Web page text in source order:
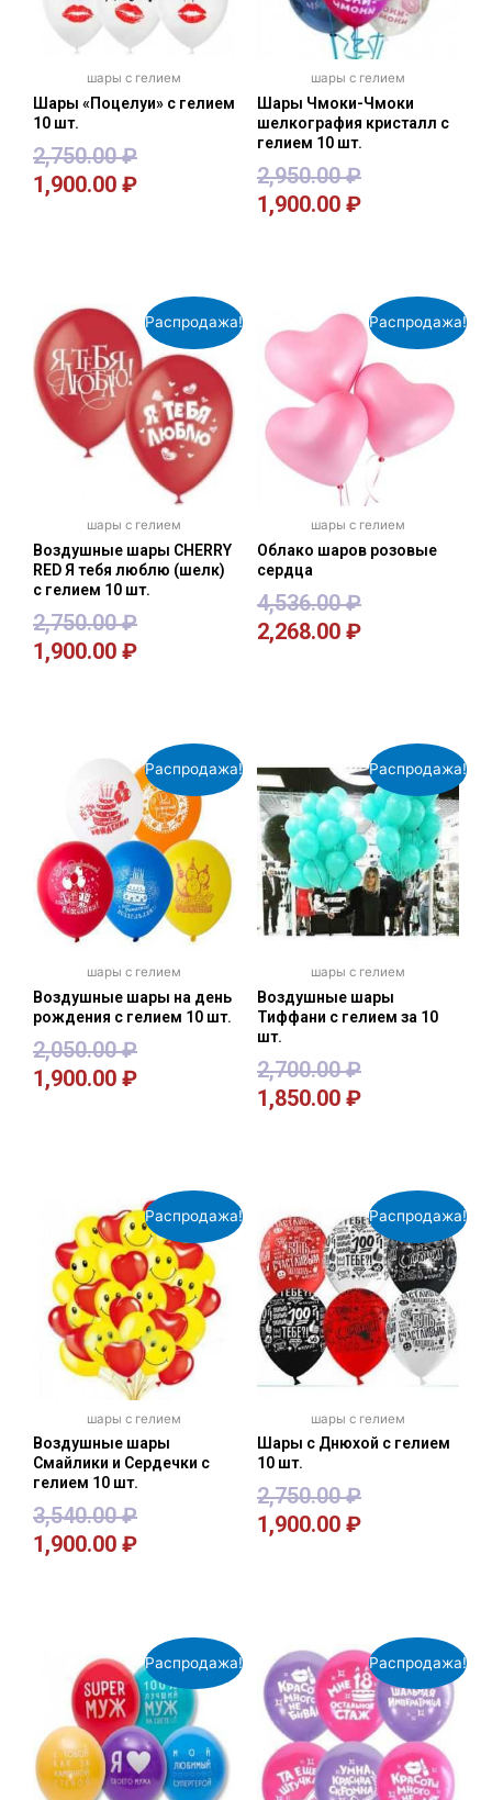
шары с гелием
Шары «Поцелуи» с гелием
10 шт.
2,750.00₽
1,900.00 ₽
шары с гелием
Шары Чмоки-Чмоки
шелкография кристалл с
гелием 10 шт.
2,950.00₽
1,900.00 ₽
Распродажа!
шары с гелием
Воздушные шары CHERRY
RED Я тебя люблю (шелк)
с гелием 10 шт.
2,750.00₽
1,900.00 ₽
Распродажа!
шары с гелием
Облако шаров розовые
сердца
4,536.00₽
2,268.00 ₽
Распродажа!
шары с гелием
Воздушные шары на день
рождения с гелием 10 шт.
2,050.00₽
1,900.00 ₽
Распродажа!
шары с гелием
Воздушные шары
Тиффани с гелием за 10
шт.
2,700.00₽
1,850.00 ₽
Распродажа!
шары с гелием
Воздушные шары
Смайлики и Сердечки с
гелием 10 шт.
3,540.00₽
1,900.00 ₽
Распродажа!
шары с гелием
Шары с Днюхой с гелием
10 шт.
2,750.00₽
1,900.00 ₽
Распродажа! Распродажа!